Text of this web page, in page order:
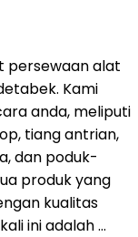
persewaan alat
Kami
anda, meliputi
tiang antrian,
dan poduk-
produk yang
kualitas
ini adalah …